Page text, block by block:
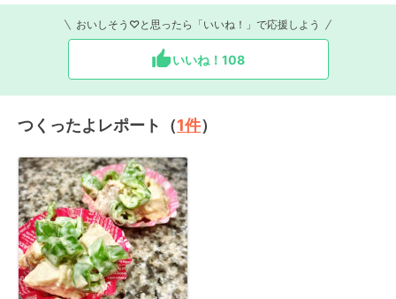
おいしそう♡と思ったら「いいね！」で応援しよう
いいね！ 108
つくったよレポート（1件）